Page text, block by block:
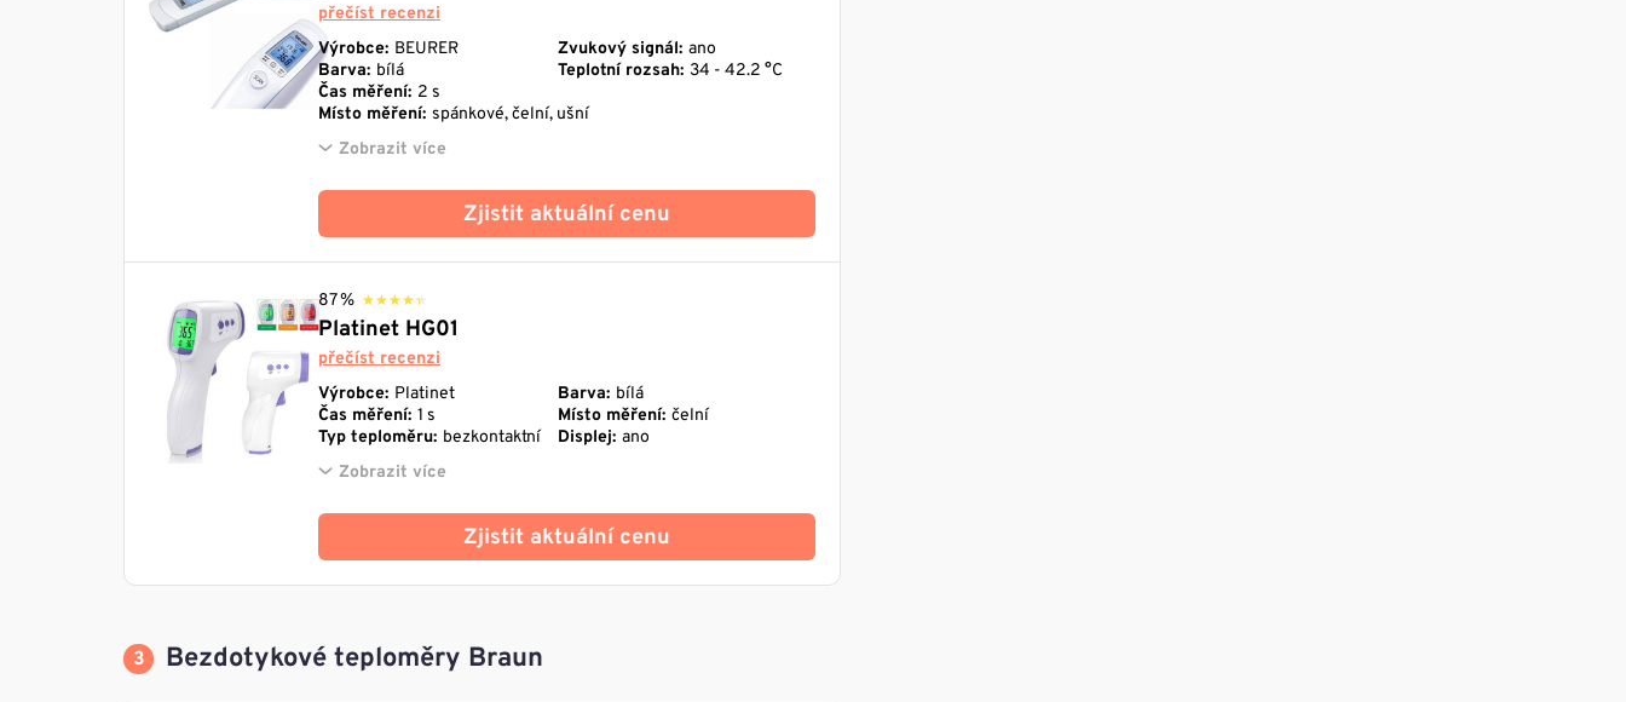
přečíst recenzi
Výrobce: BEURER Zvukový signál: ano
Barva: bílá Teplotní rozsah: 34 - 42.2 °C
Čas měření: 2 s
Místo měření: spánkové, čelní, ušní
Zobrazit více
Zjistit aktuální cenu
87 % ★★★★★
★★★★★
Platinet HG01
přečíst recenzi
Výrobce: Platinet Barva: bílá
Čas měření: 1 s Místo měření: čelní
Typ teploměru: bezkontaktní Displej: ano
Zobrazit více
Zjistit aktuální cenu
Bezdotykové teploměry Braun